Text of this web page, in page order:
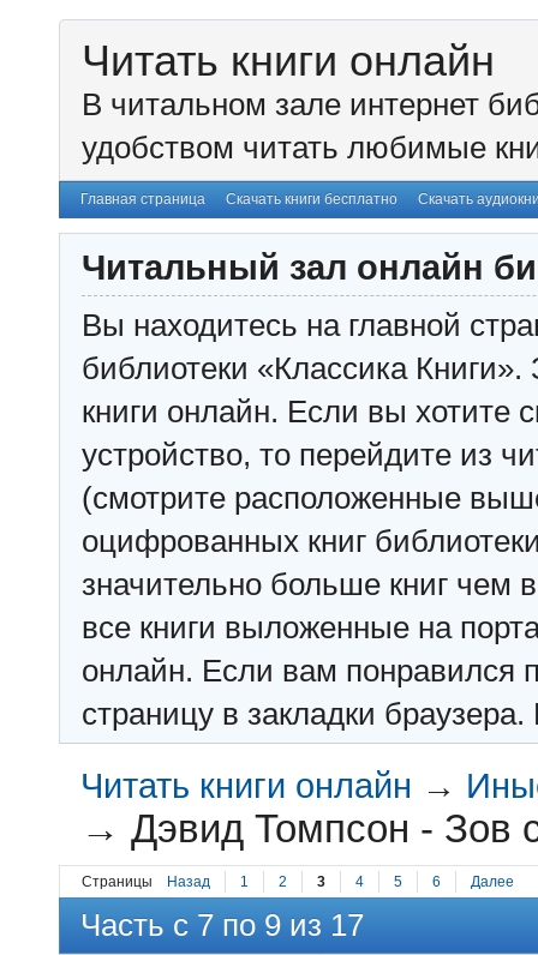
Читать книги онлайн
В читальном зале интернет
удобством читать любимые
Главная страница Скачать книги бесплатно Скачать
Читальный зал онлайн
Вы находитесь на главной
библиотеки «Классика
книги онлайн. Если вы хотите
устройство, то перейдите из
(смотрите расположенные
оцифрованных книг
значительно больше книг чем
все книги выложенные на
онлайн. Если вам понравился
страницу в закладки
Читать книги онлайн →
→Дэвид Томпсон - Зов
Страницы Назад 1 2 3 4 5 6 Далее
Часть с 7 по 9 из 17